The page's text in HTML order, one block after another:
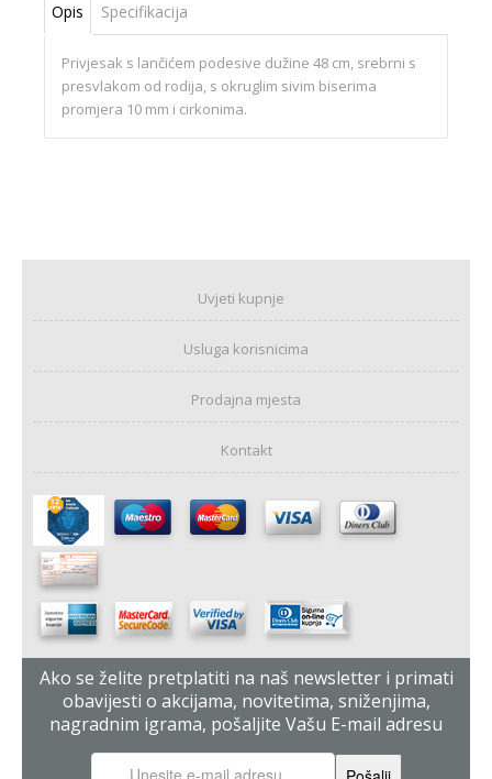
Opis Specifikacija
Privjesak s lančićem podesive dužine 48 cm, srebrni s
presvlakom od rodija, s okruglim sivim biserima
promjera 10 mm i cirkonima.
Uvjeti kupnje
Usluga korisnicima
Prodajna mjesta
Kontakt
Ako se želite pretplatiti na naš newsletter i primati
obavijesti o akcijama, novitetima, sniženjima,
nagradnim igrama, pošaljite Vašu E-mail adresu